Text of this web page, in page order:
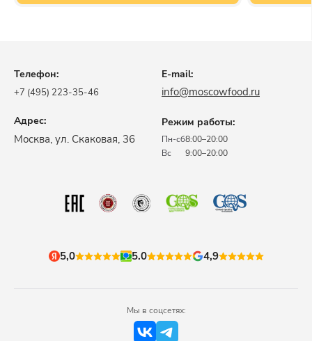
Телефон:
+7 (495) 223-35-46
E-mail:
info@moscowfood.ru
Адрес:
​Москва, ул. Скаковая, 36​
Режим работы:
Пн-сб
Вс
8:00–20:00
9:00–20:00
5,0 5.0 4,9
Мы в соцсетях: